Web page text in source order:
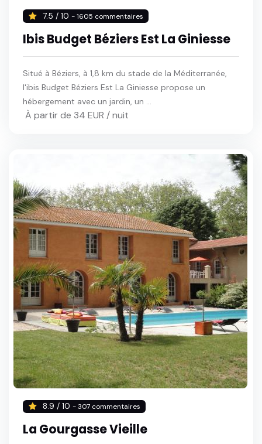
7.5 / 10 - 1605 commentaires
Ibis Budget Béziers Est La Giniesse
Situé à Béziers, à 1,8 km du stade de la Méditerranée,
l'ibis Budget Béziers Est La Giniesse propose un
hébergement avec un jardin, un ...
À partir de 34 EUR / nuit
8.9 / 10 - 307 commentaires
La Gourgasse Vieille